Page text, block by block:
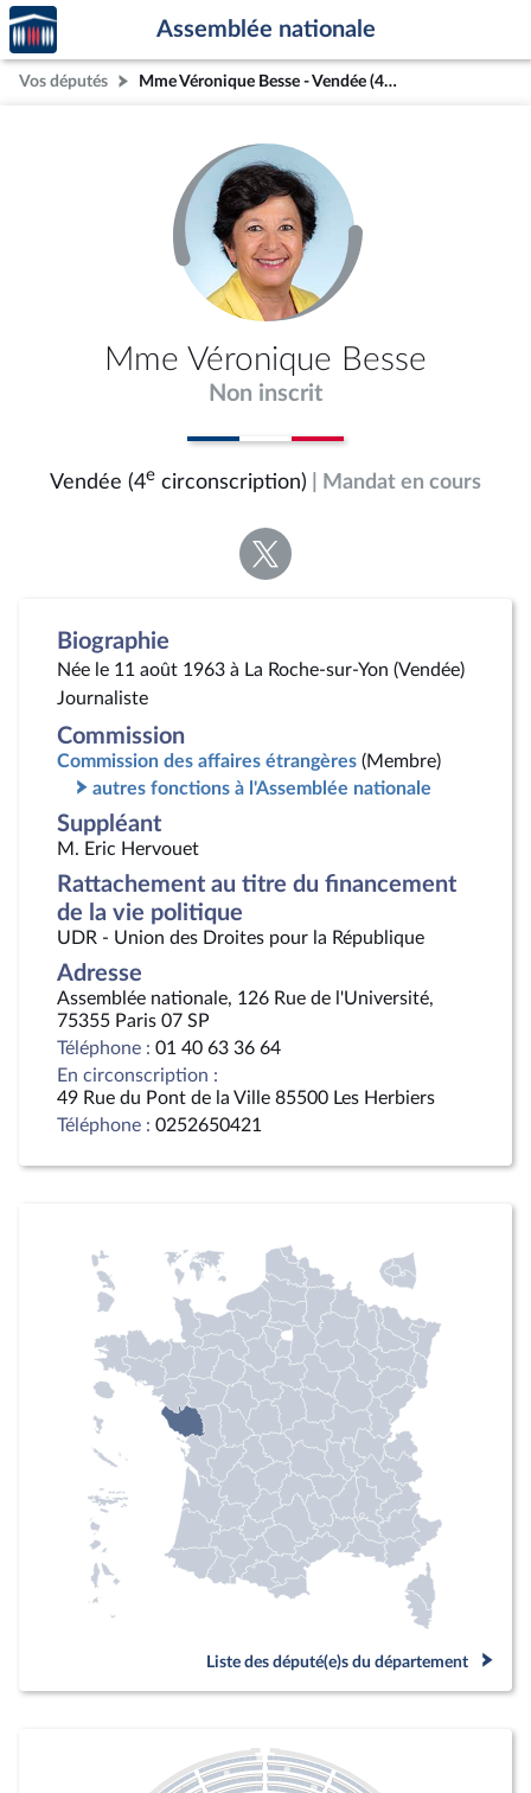
Aller au contenu
Aller en bas de la page
Accèder
à la
page
d'accueil
Assemblée nationale
Vos députés Mme Véronique Besse - Vendée (4e circonscription)
Mme Véronique Besse
Non inscrit
Vendée (4e circonscription) | Mandat en cours
Voir
la
Biographie
Née le 11 août 1963 à La Roche-sur-Yon (Vendée)
Journaliste
Commission
Commission des affaires étrangères (Membre)
autres fonctions à l'Assemblée nationale
Suppléant
M. Eric Hervouet
Rattachement au titre du financement
de la vie politique
UDR - Union des Droites pour la République
Adresse
Assemblée nationale, 126 Rue de l'Université,
75355 Paris 07 SP
Téléphone : 01 40 63 36 64
En circonscription :
49 Rue du Pont de la Ville 85500 Les Herbiers
Téléphone : 0252650421
Liste des député(e)s du département